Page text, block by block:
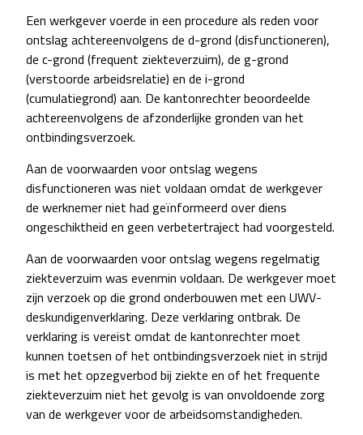
Een werkgever voerde in een procedure als reden voor
ontslag achtereenvolgens de d-grond (disfunctioneren),
de c-grond (frequent ziekteverzuim), de g-grond
(verstoorde arbeidsrelatie) en de i-grond
(cumulatiegrond) aan. De kantonrechter beoordeelde
achtereenvolgens de afzonderlijke gronden van het
ontbindingsverzoek.
Aan de voorwaarden voor ontslag wegens
disfunctioneren was niet voldaan omdat de werkgever
de werknemer niet had geïnformeerd over diens
ongeschiktheid en geen verbetertraject had voorgesteld.
Aan de voorwaarden voor ontslag wegens regelmatig
ziekteverzuim was evenmin voldaan. De werkgever moet
zijn verzoek op die grond onderbouwen met een UWV-
deskundigenverklaring. Deze verklaring ontbrak. De
verklaring is vereist omdat de kantonrechter moet
kunnen toetsen of het ontbindingsverzoek niet in strijd
is met het opzegverbod bij ziekte en of het frequente
ziekteverzuim niet het gevolg is van onvoldoende zorg
van de werkgever voor de arbeidsomstandigheden.